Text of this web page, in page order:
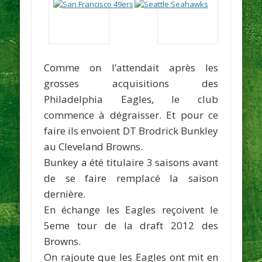
Comme on l’attendait après les
grosses acquisitions des
Philadelphia Eagles, le club
commence à dégraisser. Et pour ce
faire ils envoient DT Brodrick Bunkley
au Cleveland Browns.
Bunkey a été titulaire 3 saisons avant
de se faire remplacé la saison
dernière.
En échange les Eagles reçoivent le
5eme tour de la draft 2012 des
Browns.
On rajoute que les Eagles ont mit en